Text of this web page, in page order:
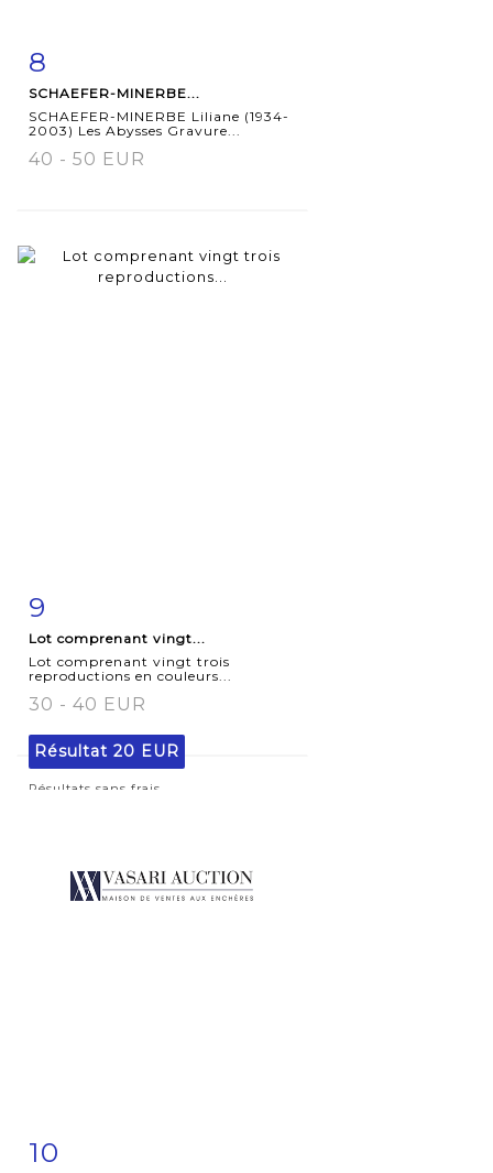
8
SCHAEFER-MINERBE...
SCHAEFER-MINERBE Liliane (1934-
2003) Les Abysses Gravure...
40 - 50 EUR
détaillée
9
Lot comprenant vingt...
Lot comprenant vingt trois
reproductions en couleurs...
30 - 40 EUR
Résultat 20 EUR
Résultats sans frais
10